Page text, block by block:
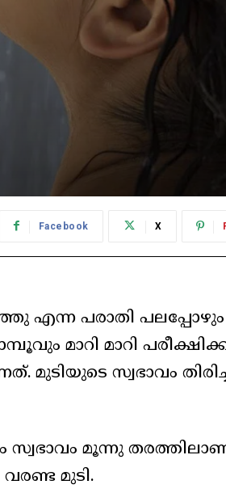
Facebook X
എന്ന പരാതി
മാറി മാറി
മുടിയുടെ സ്വഭാവം
സ്വഭാവം മൂന്നു
മുടി.